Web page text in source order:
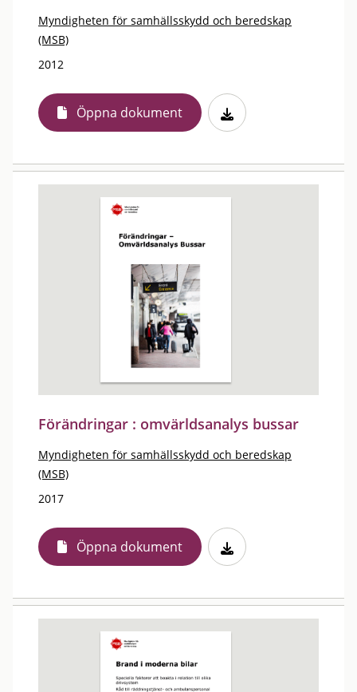
Myndigheten för samhällsskydd och beredskap
(MSB)
2012
Öppna dokument
Förändringar : omvärldsanalys bussar
Myndigheten för samhällsskydd och beredskap
(MSB)
2017
Öppna dokument